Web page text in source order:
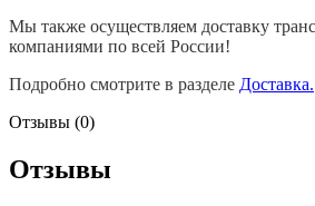
Мы также осуществляем доставку
компаниями по всей России!
Подробно смотрите в разделе Доставка.
Отзывы (0)
Отзывы